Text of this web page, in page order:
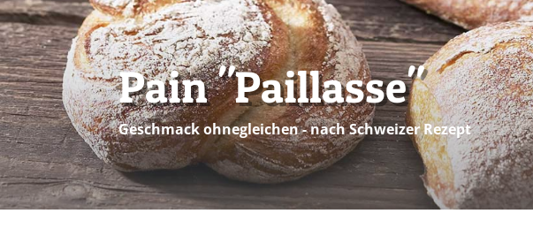
Pain "Paillasse"
Geschmack ohnegleichen - nach Schweizer Rezept